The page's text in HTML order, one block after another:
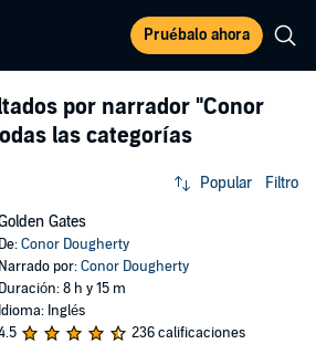
Pruébalo ahora
por narrador "Conor
las categorías
Popular Filtro
Gates
De:Conor Dougherty
Narrado por:Conor Dougherty
Duración: 8 h y 15 m
Idioma: Inglés
236 calificaciones